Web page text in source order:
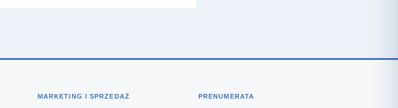
MARKETING I SPRZEDAŻ PRENUMERATA